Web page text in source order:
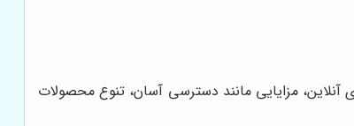
مزایایی مانند دسترسی آسان، تنوع محصولات